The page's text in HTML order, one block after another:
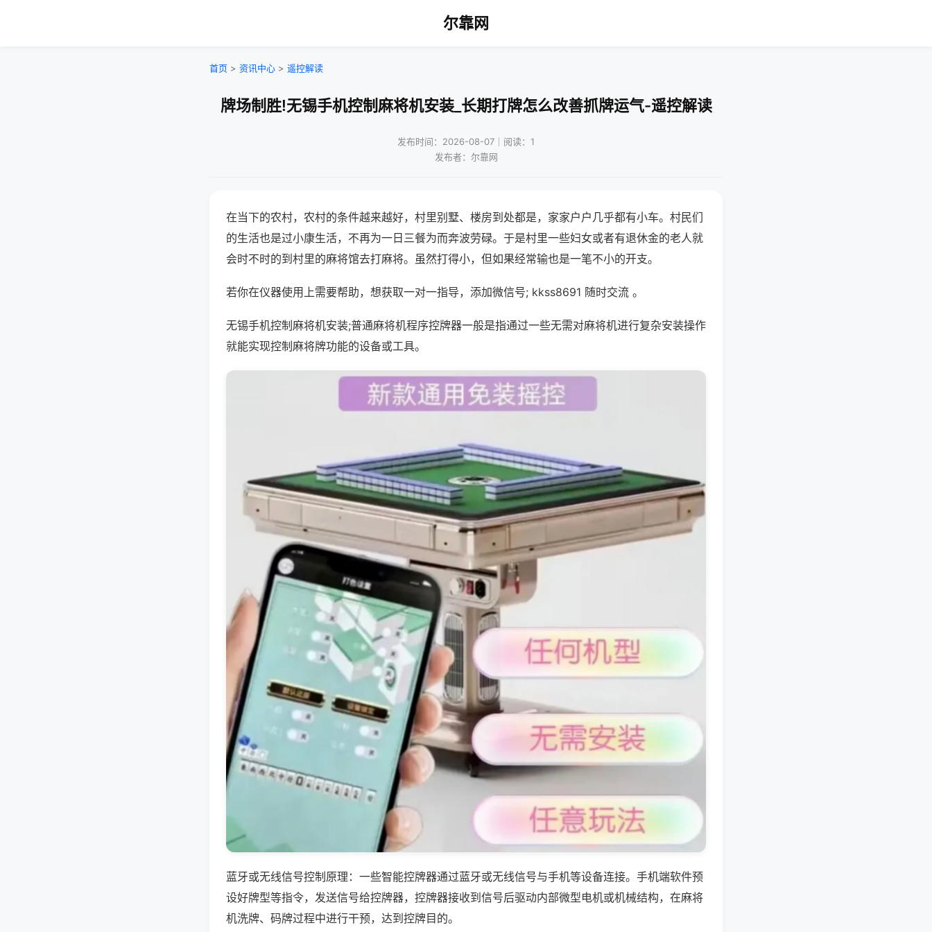
尔靠网
首页 > 资讯中心 > 遥控解读
牌场制胜!无锡手机控制麻将机安装_长期打牌怎么改善抓牌运气-遥控解读
发布时间：2026-08-07｜阅读：1
发布者：尔靠网
在当下的农村，农村的条件越来越好，村里别墅、楼房到处都是，家家户户几乎都有小车。村民们
的生活也是过小康生活，不再为一日三餐为而奔波劳碌。于是村里一些妇女或者有退休金的老人就
会时不时的到村里的麻将馆去打麻将。虽然打得小，但如果经常输也是一笔不小的开支。
若你在仪器使用上需要帮助，想获取一对一指导，添加微信号; kkss8691 随时交流 。
无锡手机控制麻将机安装;普通麻将机程序控牌器一般是指通过一些无需对麻将机进行复杂安装操作
就能实现控制麻将牌功能的设备或工具。
蓝牙或无线信号控制原理：一些智能控牌器通过蓝牙或无线信号与手机等设备连接。手机端软件预
设好牌型等指令，发送信号给控牌器，控牌器接收到信号后驱动内部微型电机或机械结构，在麻将
机洗牌、码牌过程中进行干预，达到控牌目的。